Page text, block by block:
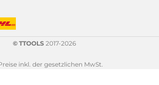
© TTOOLS 2017-2026
inkl. der gesetzlichen MwSt.